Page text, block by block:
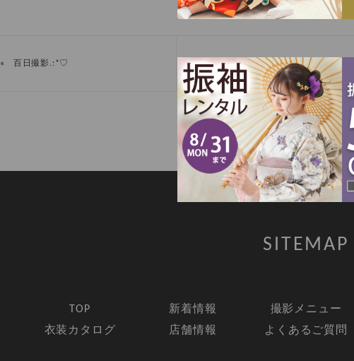
« 百日撮影.:*♡ 振袖見学承り中✨
SITEMAP
TOP 新着情報 撮影メニュー
衣装カタログ
店舗情報 よくあるご質問